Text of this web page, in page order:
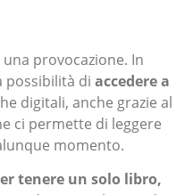
provocazione. In
possibilità di accedere a
digitali, anche grazie al
ci permette di leggere
momento.
tenere un solo libro,